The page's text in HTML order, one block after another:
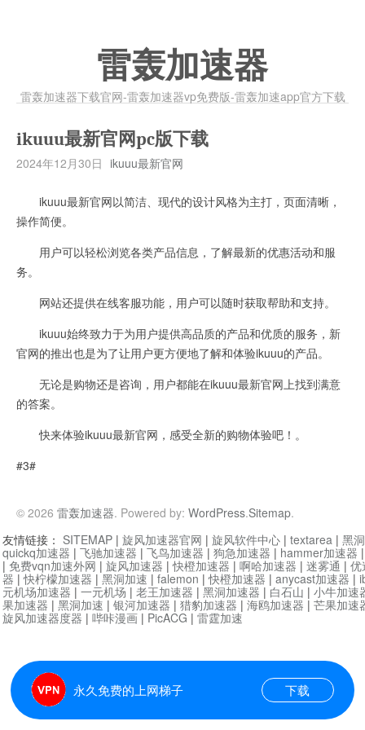
雷轰加速器
雷轰加速器下载官网-雷轰加速器vp免费版-雷轰加速app官方下载
ikuuu最新官网pc版下载
2024年12月30日 ikuuu最新官网
ikuuu最新官网以简洁、现代的设计风格为主打，页面清晰，
操作简便。
用户可以轻松浏览各类产品信息，了解最新的优惠活动和服
务。
网站还提供在线客服功能，用户可以随时获取帮助和支持。
ikuuu始终致力于为用户提供高品质的产品和优质的服务，新
官网的推出也是为了让用户更方便地了解和体验ikuuu的产品。
无论是购物还是咨询，用户都能在ikuuu最新官网上找到满意
的答案。
快来体验ikuuu最新官网，感受全新的购物体验吧！。
#3#
© 2026 雷轰加速器. Powered by: WordPress.Sitemap.
永久免费的上网梯子 下载
友情链接： SITEMAP | 旋风加速器官网 | 旋风软件中心 | textarea | 黑
quickq加速器 | 飞驰加速器 | 飞鸟加速器 | 狗急加速器 | hammer加速器
| 免费vqn加速外网 | 旋风加速器 |快橙加速器 | 啊哈加速器 | 迷雾通 | 优
器 |快柠檬加速器 | 黑洞加速 | falemon |快橙加速器 | anycast加速器 |
元机场加速器 | 一元机场 | 老王加速器 | 黑洞加速器 | 白石山 | 小牛加速
果加速器 | 黑洞加速 | 银河加速器 | 猎豹加速器 | 海鸥加速器 | 芒果加速
旋风加速器度器 | 哔咔漫画 | PicACG | 雷霆加速